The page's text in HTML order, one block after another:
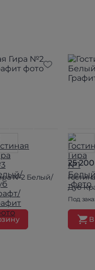
№2 Белый/
25
Дуб
Под